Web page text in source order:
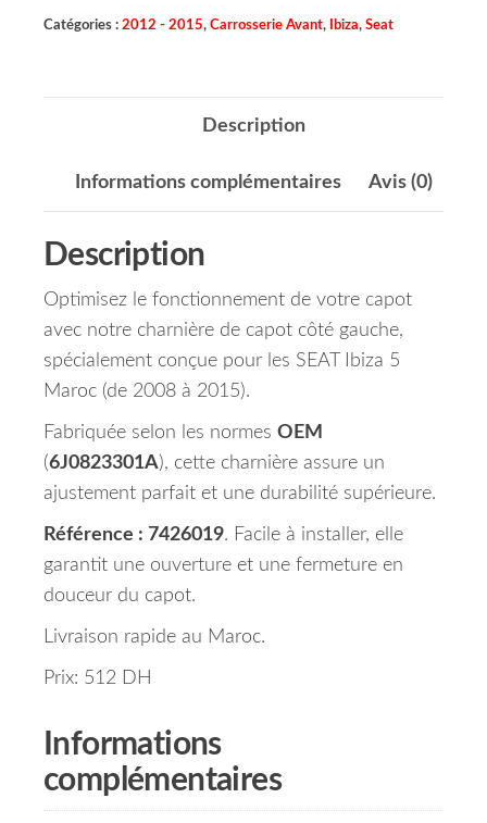
Catégories : 2012 - 2015, Carrosserie Avant, Ibiza, Seat
Description
Informations complémentaires Avis (0)
Description
Optimisez le fonctionnement de votre capot
avec notre charnière de capot côté gauche,
spécialement conçue pour les SEAT Ibiza 5
Maroc (de 2008 à 2015).
Fabriquée selon les normes OEM
(6J0823301A), cette charnière assure un
ajustement parfait et une durabilité supérieure.
Référence : 7426019. Facile à installer, elle
garantit une ouverture et une fermeture en
douceur du capot.
Livraison rapide au Maroc.
Prix: 512 DH
Informations
complémentaires